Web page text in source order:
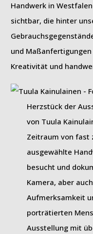
Handwerk in
sichtbar, die hinter
und
Kreativität und
Herzstück der
von Tuula
Zeitraum von fast
ausgewählte
besucht und
Kamera, aber
Aufmerksamkeit
porträtierten
Ausstellung mit